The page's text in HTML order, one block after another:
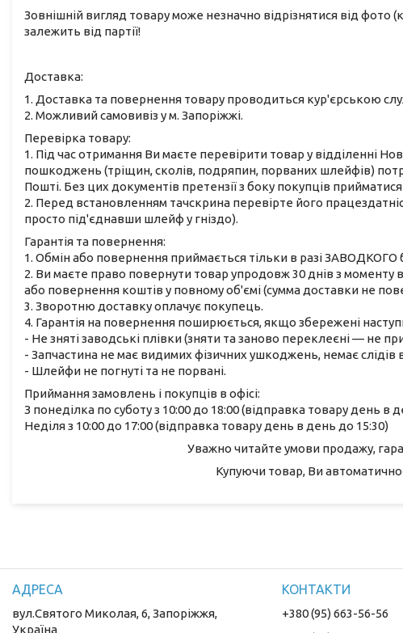
Зовнішній вигляд товару може незначно відрізнятися від фото
залежить від партії!
Доставка:
1. Доставка та повернення товару проводиться кур'єрською
2. Можливий самовивіз у м. Запоріжжі.
Перевірка товару:
1. Під час отримання Ви маєте перевірити товар у відділенні
пошкоджень (тріщин, сколів, подряпин, порваних шлейфів)
Пошті. Без цих документів претензії з боку покупців
2. Перед встановленням тачскрина перевірте його
просто під'єднавши шлейф у гніздо).
Гарантія та повернення:
1. Обмін або повернення приймається тільки в разі ЗАВОДКОГО
2. Ви маєте право повернути товар упродовж 30 днів з моменту
або повернення коштів у повному об'ємі (сумма доставки не
3. Зворотню доставку оплачує покупець.
4. Гарантія на повернення поширюється, якщо збережені
- Не зняті заводські плівки (зняти та заново переклеєні — не
- Запчастина не має видимих фізичних ушкоджень, немає слідів
- Шлейфи не погнуті та не порвані.
Приймання замовлень і покупців в офісі:
З понеділка по суботу з 10:00 до 18:00 (відправка товару день в
Неділя з 10:00 до 17:00 (відправка товару день в день до 15:30)
Уважно читайте умови продажу,
Купуючи товар, Ви
вул.Святого Миколая, 6, Запоріжжя,
Україна
+380 (95) 663-56-56